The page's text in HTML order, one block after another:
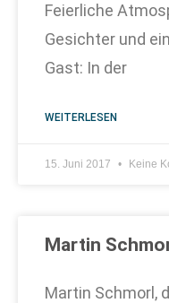
Feierliche
Gesichter und
Gast: In der
WEITERLESEN
15. Juni 2017 Keine
Martin
Martin Schmorl,